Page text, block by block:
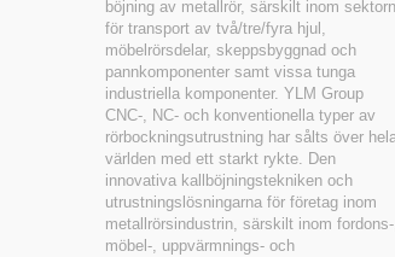
böjning av metallrör, särskilt inom sektorn
för transport av två/tre/fyra hjul,
möbelrörsdelar, skeppsbyggnad och
pannkomponenter samt vissa tunga
industriella komponenter. YLM Group
CNC-, NC- och konventionella typer av
rörbockningsutrustning har sålts över
världen med ett starkt rykte. Den
innovativa kallböjningstekniken och
utrustningslösningarna för företag inom
metallrörsindustrin, särskilt inom
möbel-, uppvärmnings- och